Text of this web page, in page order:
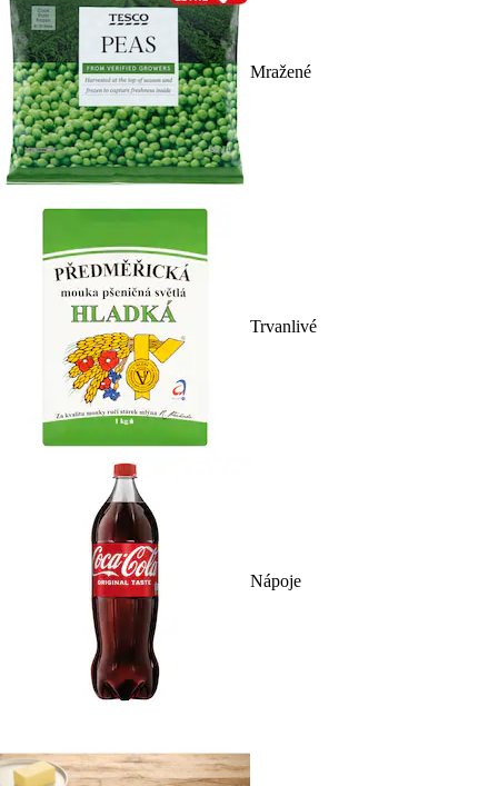
Mražené
Trvanlivé
Nápoje